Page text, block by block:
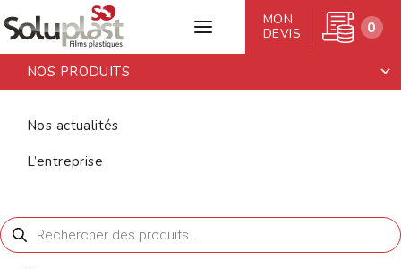
NOS PRODUITS
Nos actualités
L’entreprise
MON
DEVIS
0
Recherche
de
produits
Accueil>Nos actualités
NOS
ACTUALITÉS